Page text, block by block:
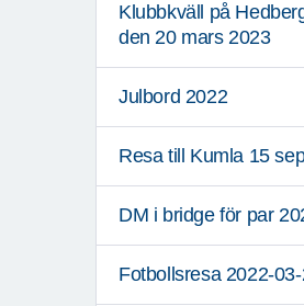
Klubbkväll på
den 20 mars 2023
Julbord 2022
Resa till Kumla 15
DM i bridge för par
Fotbollsresa 2022-